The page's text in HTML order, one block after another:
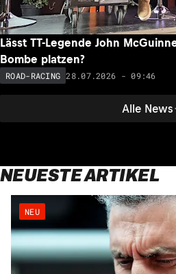
Alle News
Lässt TT-Legende John
Bombe platzen?
ROAD-RACING 28.07.2026 - 09:46
NEUESTE ARTIKEL
NEU